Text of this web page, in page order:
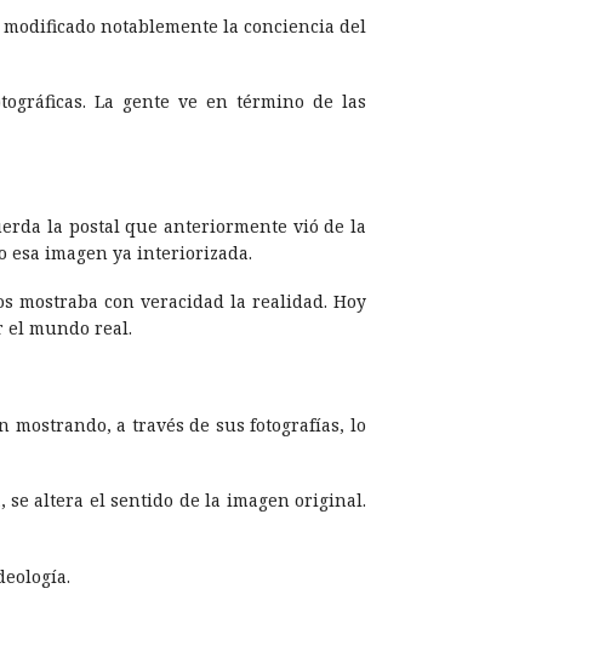
notablemente la conciencia del
La gente ve en término de las
la postal que anteriormente vió de la
esa imagen ya interiorizada.
mostraba con veracidad la realidad. Hoy
el mundo real.
mostrando, a través de sus fotografí­as, lo
se altera el sentido de la imagen original.